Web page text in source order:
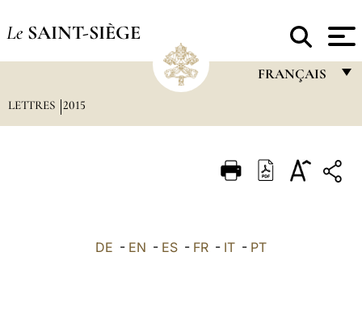
Le SAINT-SIÈGE
FRANÇAIS
ITALIANO
LETTRES 2015
DE - EN - ES - FR - IT - PT